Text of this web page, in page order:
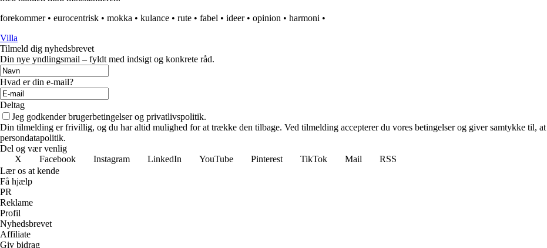
forekommer• eurocentrisk • mokka • kulance • rute • fabel • ideer• opinion • harmoni •
Villa
Tilmeld dig nyhedsbrevet
Din nye yndlingsmail – fyldt med indsigt og konkrete råd.
Hvad er din e-mail?
Deltag
Jeg godkender brugerbetingelser og privatlivspolitik.
Din tilmelding er frivillig, og du har altid mulighed for at trække den tilbage. Ved tilmelding accepterer du vores betingelser og giver samtykke til,
persondatapolitik.
Del og vær venlig
X
Facebook Instagram LinkedIn YouTube Pinterest TikTok Mail
RSS
Lær os at kende
Få hjælp
PR
Reklame
Profil
Nyhedsbrevet
Affiliate
Giv bidrag